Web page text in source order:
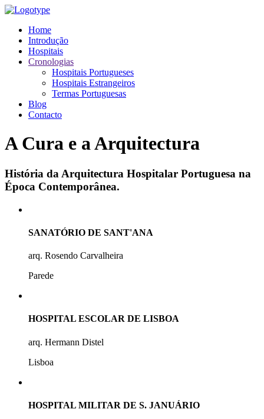
Home
Introdução
Hospitais
Cronologias
Hospitais Portugueses
Hospitais Estrangeiros
Termas Portuguesas
Blog
Contacto
A Cura e a Arquitectura
História da Arquitectura Hospitalar Portuguesa na
Época Contemporânea.
SANATÓRIO DE SANT'ANA
arq. Rosendo Carvalheira
Parede
HOSPITAL ESCOLAR DE LISBOA
arq. Hermann Distel
Lisboa
HOSPITAL MILITAR DE S. JANUÁRIO